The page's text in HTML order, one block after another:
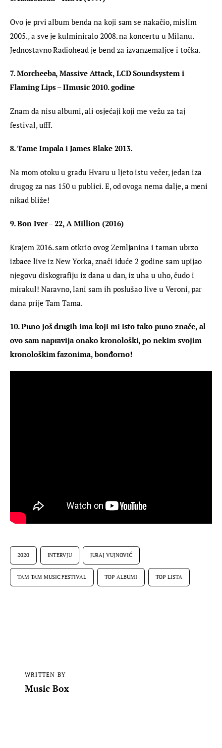
Ovo je prvi album benda na koji sam se nakačio, mislim
2005., a sve je kulminiralo 2008. na koncertu u Milanu.
Jednostavno Radiohead je bend za izvanzemaljce i točka.
7. Morcheeba, Massive Attack, LCD Soundsystem i
Flaming Lips – IImusic 2010. godine
Znam da nisu albumi, ali osjećaji koji me vežu za taj
festival, ufff.
8. Tame Impala i James Blake 2013.
Na mom otoku u gradu Hvaru u ljeto istu večer, jedan iza
drugog za nas 150 u publici. E, od ovoga nema dalje, a meni
nikad bliže!
9. Bon Iver – 22, A Million (2016)
Krajem 2016. sam otkrio ovog Zemljanina i taman ubrzo
izbace live iz New Yorka, znači iduće 2 godine sam upijao
njegovu diskografiju iz dana u dan, iz uha u uho, čudo i
mirakul! Naravno, lani sam ih poslušao live u Veroni, par
dana prije Tam Tama.
10. Puno još drugih ima koji mi isto tako puno znače, al
ovo sam napravija onako kronološki, po nekim svojim
kronološkim fazonima, bonđorno!
2020 INTERVJU JURAJ VUJNOVIĆ
TAM TAM MUSIC FESTIVAL TOP ALBUMI TOP LISTA
WRITTEN BY
Music Box